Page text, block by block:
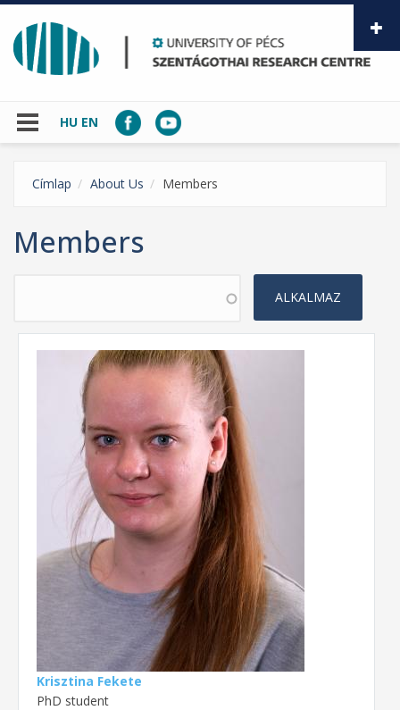
Skip to main content
HU EN
Címlap About Us Members
Members
Krisztina Fekete
PhD student